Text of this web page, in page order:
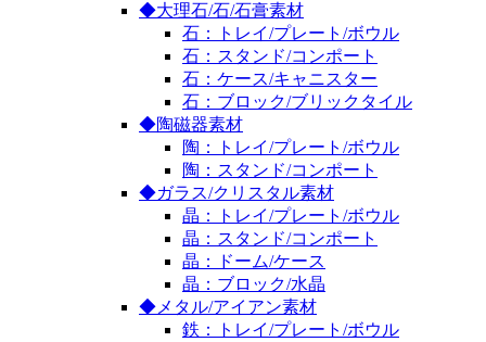
◆大理石/石/石膏素材
石：トレイ/プレート/ボウル
石：スタンド/コンポート
石：ケース/キャニスター
石：ブロック/ブリックタイル
◆陶磁器素材
陶：トレイ/プレート/ボウル
陶：スタンド/コンポート
◆ガラス/クリスタル素材
晶：トレイ/プレート/ボウル
晶：スタンド/コンポート
晶：ドーム/ケース
晶：ブロック/水晶
◆メタル/アイアン素材
鉄：トレイ/プレート/ボウル